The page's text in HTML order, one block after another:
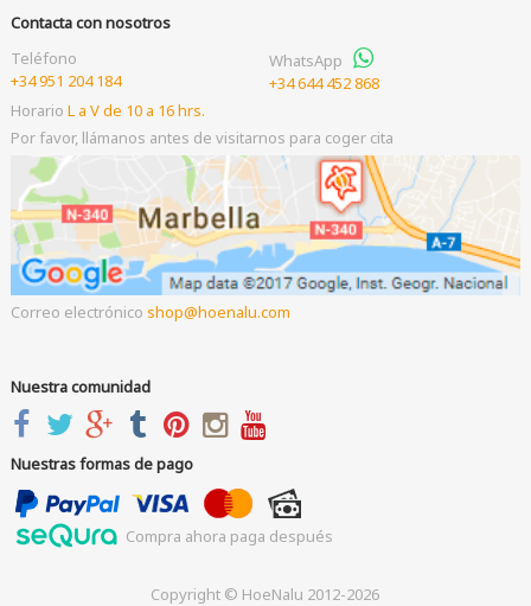
Contacta con nosotros
Teléfono
+34 951 204 184
WhatsApp
+34 644 452 868
Horario L a V de 10 a 16 hrs.
Por favor, llámanos antes de visitarnos para coger cita
Correo electrónico shop hoenalu.com
Nuestra comunidad
Nuestras formas de pago
Compra ahora paga después
Copyright © HoeNalu 2012-2026